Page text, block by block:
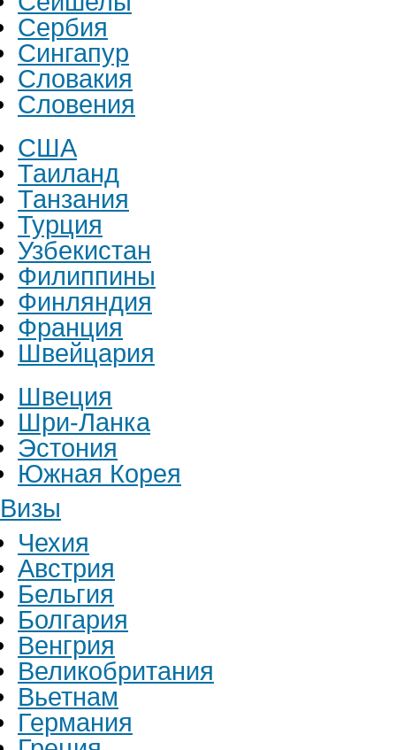
Сербия
Сингапур
Словакия
Словения
США
Таиланд
Танзания
Турция
Узбекистан
Филиппины
Финляндия
Франция
Швейцария
Швеция
Шри-Ланка
Эстония
Южная Корея
Визы
Чехия
Австрия
Бельгия
Болгария
Венгрия
Великобритания
Вьетнам
Германия